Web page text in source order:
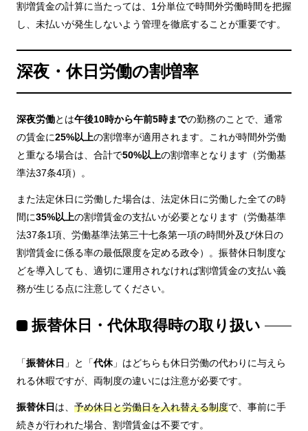
割増賃金の計算に当たっては、1分単位で時間外労働時間を把握
し、未払いが発生しないよう管理を徹底することが重要です。
深夜・休日労働の割増率
深夜労働とは午後10時から午前5時までの勤務のことで、通常
の賃金に25%以上の割増率が適用されます。これが時間外労働
と重なる場合は、合計で50%以上の割増率となります（労働基
準法37条4項）。
また法定休日に労働した場合は、法定休日に労働した全ての時
間に35%以上の割増賃金の支払いが必要となります（労働基準
法37条1項、労働基準法第三十七条第一項の時間外及び休日の
割増賃金に係る率の最低限度を定める政令）。振替休日制度な
どを導入しても、適切に運用されなければ割増賃金の支払い義
務が生じる点に注意してください。
振替休日・代休取得時の取り扱い
「振替休日 」と「代休」はどちらも休日労働の代わりに与えら
れる休暇ですが、両制度の違いには注意が必要です。
振替休日 は、 予め休日と労働日を入れ替える制度で、事前に手
続きが行われた場合、割増賃金は不要です。